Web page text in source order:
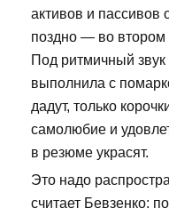
активов и пассивов
поздно — во втором
Под ритмичный звук
выполнила с
дадут, только
самолюбие и
в резюме украсят.
Это надо
считает Бевзенко: